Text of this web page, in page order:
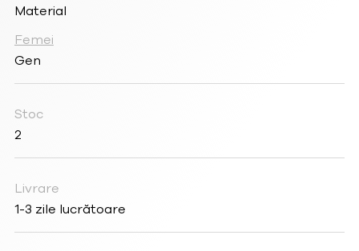
Material
Femei
Gen
Stoc
2
Livrare
1-3 zile lucrătoare